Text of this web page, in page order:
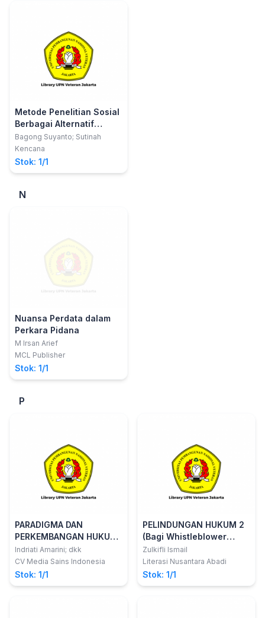
Metode Penelitian Sosial
Berbagai Alternatif
Pendekatan
Bagong Suyanto; Sutinah
Kencana
Stok: 1/1
N
Nuansa Perdata dalam
Perkara Pidana
M Irsan Arief
MCL Publisher
Stok: 1/1
P
PARADIGMA DAN
PERKEMBANGAN HUKUM
DI NEGARA KESATUAN
REPUBLIK INDONESIA
Indriati Amarini; dkk
CV Media Sains Indonesia
Stok: 1/1
PELINDUNGAN HUKUM 2
(Bagi Whistleblower
dalam Perkara Pidana)
Zulkifli Ismail
Literasi Nusantara Abadi
Stok: 1/1